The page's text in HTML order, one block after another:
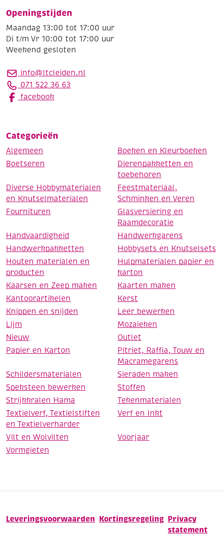
Openingstijden
Maandag 13:00 tot 17:00 uur
Di t/m Vr 10:00 tot 17:00 uur
Weekend gesloten
info@ltcleiden.nl
071 522 36 63
facebook
Categorieën
Algemeen
Boeken en Kleurboeken
Boetseren
Dierenpakketten en
toebehoren
Diverse Hobbymaterialen
en Knutselmaterialen
Feestmateriaal,
Schminken en Veren
Fournituren
Glasversiering en
Raamdecoratie
Handvaardigheid
Handwerkgarens
Handwerkpakketten
Hobbysets en Knutselsets
Houten materialen en
producten
Hulpmaterialen papier en
karton
Kaarsen en Zeep maken
Kaarten maken
Kantoorartikelen
Kerst
Knippen en snijden
Leer bewerken
Lijm
Mozaieken
Nieuw
Outlet
Papier en Karton
Pitriet, Raffia, Touw en
Macramegarens
Schildersmaterialen
Sieraden maken
Speksteen bewerken
Stoffen
Strijkkralen Hama
Tekenmaterialen
Textielverf, Textielstiften
en Textielverharder
Verf en Inkt
Vilt en Wolvilten
Voorjaar
Vormgieten
Leveringsvoorwaarden Kortingsregeling Privacy
statement